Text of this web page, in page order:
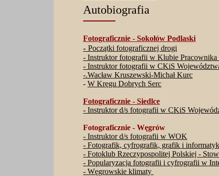
Autobiografia
Fotograficznie - Sokołów Podlaski
- Początki fotograficznej drogi
- Instruktor fotografii w Klubie
- Instruktor fotografii w CKiS
-.Wacław Kruszewski-Michał Kurc
- W Kręgu Dobrych Serc
Fotograficznie - Siedlce
- Instruktor d/s fotografii w CKiS
Fotograficznie - Węgrów
- Instruktor d/s fotografii w WOK
- Fotografik, cyfrografik, grafik i informatyk
- Fotoklub Rzeczypospolitej Polskiej -
- Popularyzacja fotografii i cyfrografii w
- Węgrowskie klimaty